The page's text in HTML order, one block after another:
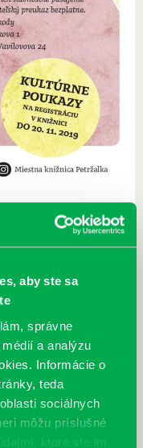
aby ste sa
správne
a analýzu
Informácie o
teda
sociálnych
môžu príslušné
ktoré ste im
ale aj u nás v knižnici.
s Tvormi mesta a tiež
v knižnici